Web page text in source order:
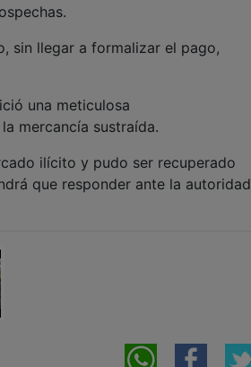
sin llegar a formalizar el pago,
una meticulosa
mercancía sustraída.
ilícito y pudo ser recuperado
que responder ante la autoridad